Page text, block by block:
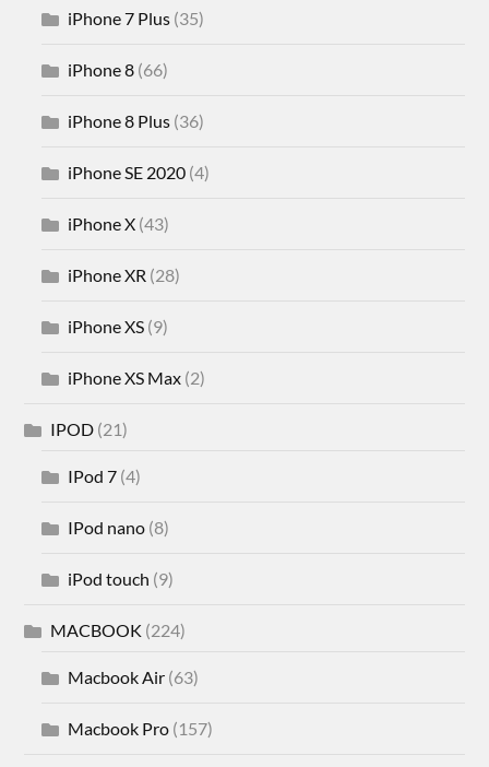
iPhone 7 Plus (35)
iPhone 8 (66)
iPhone 8 Plus (36)
iPhone SE 2020 (4)
iPhone X (43)
iPhone XR (28)
iPhone XS (9)
iPhone XS Max (2)
IPOD (21)
IPod 7 (4)
IPod nano (8)
iPod touch (9)
MACBOOK (224)
Macbook Air (63)
Macbook Pro (157)